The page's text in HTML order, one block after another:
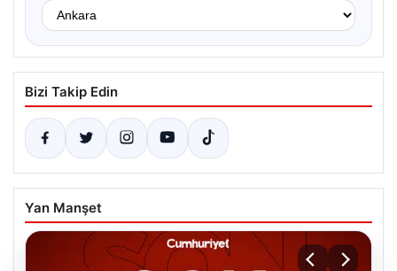
Bizi Takip Edin
Yan Manşet